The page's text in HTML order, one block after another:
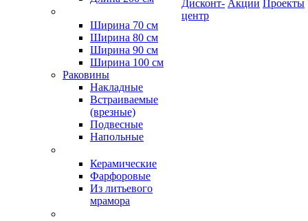
Ширина 70 см
Ширина 80 см
Ширина 90 см
Ширина 100 см
Раковины
Накладные
Встраиваемые
(врезные)
Подвесные
Напольные
Керамические
Фарфоровые
Из литьевого
мрамора
Дисконт-
центр
Акции Проекты